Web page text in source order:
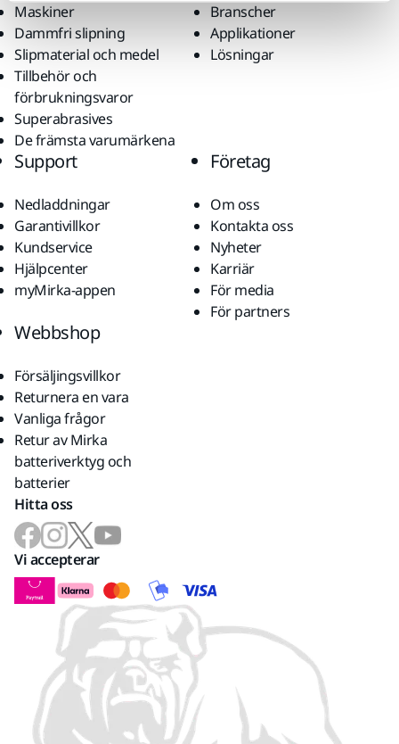
Maskiner
Dammfri slipning
Slipmaterial och medel
Tillbehör och
förbrukningsvaror
Superabrasives
De främsta varumärkena
Branscher
Applikationer
Lösningar
Support
Nedladdningar
Garantivillkor
Kundservice
Hjälpcenter
myMirka-appen
Företag
Om oss
Kontakta oss
Nyheter
Karriär
För media
För partners
Webbshop
Försäljingsvillkor
Returnera en vara
Vanliga frågor
Retur av Mirka
batteriverktyg och
batterier
Hitta oss
Vi accepterar